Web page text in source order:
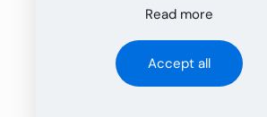
Read more
Accept all